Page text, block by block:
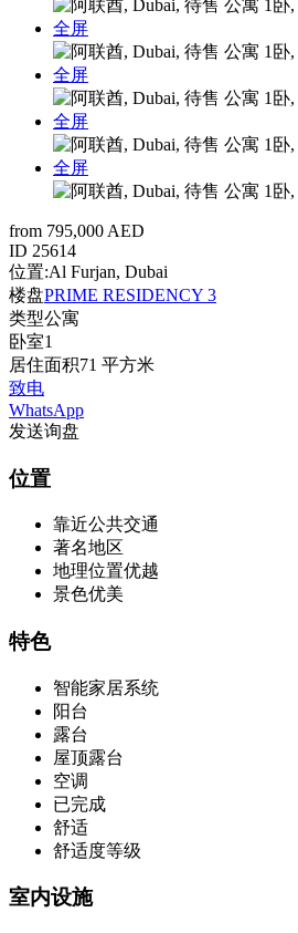
全屏
全屏
全屏
全屏
from 795,000 AED
ID 25614
位置:Al Furjan, Dubai
楼盘PRIME RESIDENCY 3
类型公寓
卧室1
居住面积71 平方米
致电
WhatsApp
发送询盘
位置
靠近公共交通
著名地区
地理位置优越
景色优美
特色
智能家居系统
阳台
露台
屋顶露台
空调
已完成
舒适
舒适度等级
室内设施